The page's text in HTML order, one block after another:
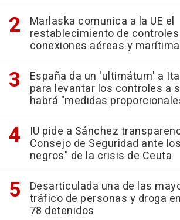
Marlaska comunica a la UE el
restablecimiento de
conexiones aéreas y
España da un 'ultimátum' a
para levantar los controles a
habrá "medidas
IU pide a Sánchez
Consejo de Seguridad ante
negros" de la crisis de Ceuta
Desarticulada una de las
tráfico de personas y droga
78 detenidos